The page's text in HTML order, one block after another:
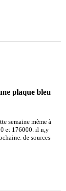
plaque bleu
semaine même à
et 176000. il n,y
de sources